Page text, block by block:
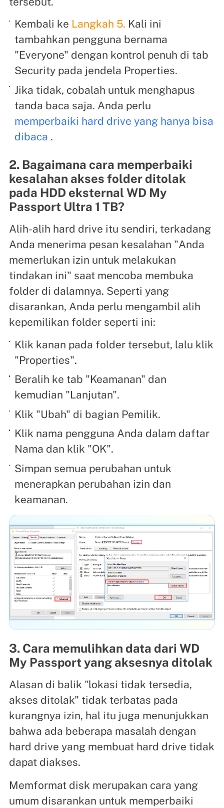
Kembali ke Langkah 5. Kali ini
tambahkan pengguna bernama
"Everyone" dengan kontrol penuh di tab
Security pada jendela Properties.
Jika tidak, cobalah untuk menghapus
tanda baca saja. Anda perlu
memperbaiki hard drive yang hanya bisa
dibaca .
2. Bagaimana cara memperbaiki
kesalahan akses folder ditolak
pada HDD eksternal WD My
Passport Ultra 1 TB?
Alih-alih hard drive itu sendiri, terkadang
Anda menerima pesan kesalahan "Anda
memerlukan izin untuk melakukan
tindakan ini" saat mencoba membuka
folder di dalamnya. Seperti yang
disarankan, Anda perlu mengambil alih
kepemilikan folder seperti ini:
Klik kanan pada folder tersebut, lalu klik
"Properties".
Beralih ke tab "Keamanan" dan
kemudian "Lanjutan".
Klik "Ubah" di bagian Pemilik.
Klik nama pengguna Anda dalam daftar
Nama dan klik "OK".
Simpan semua perubahan untuk
menerapkan perubahan izin dan
keamanan.
3. Cara memulihkan data dari WD
My Passport yang aksesnya ditolak
Alasan di balik "lokasi tidak tersedia,
akses ditolak" tidak terbatas pada
kurangnya izin, hal itu juga menunjukkan
bahwa ada beberapa masalah dengan
hard drive yang membuat hard drive tidak
dapat diakses.
Memformat disk merupakan cara yang
umum disarankan untuk memperbaiki